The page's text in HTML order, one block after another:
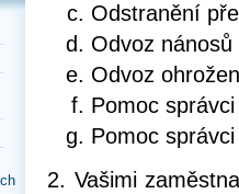
Odstranění
Odvoz
Odvoz
Pomoc
Pomoc
2. Vašimi